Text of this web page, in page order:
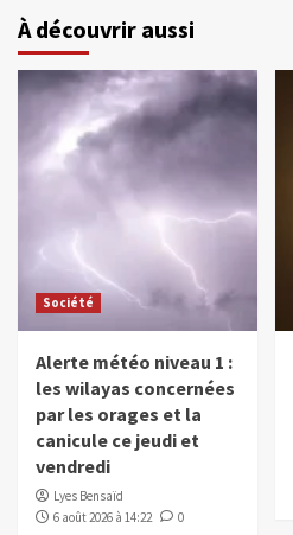
À découvrir aussi
Société
Alerte météo niveau 1 :
les wilayas concernées
par les orages et la
canicule ce jeudi et
vendredi
Lyes Bensaïd
6 août 2026 à 14:22
0